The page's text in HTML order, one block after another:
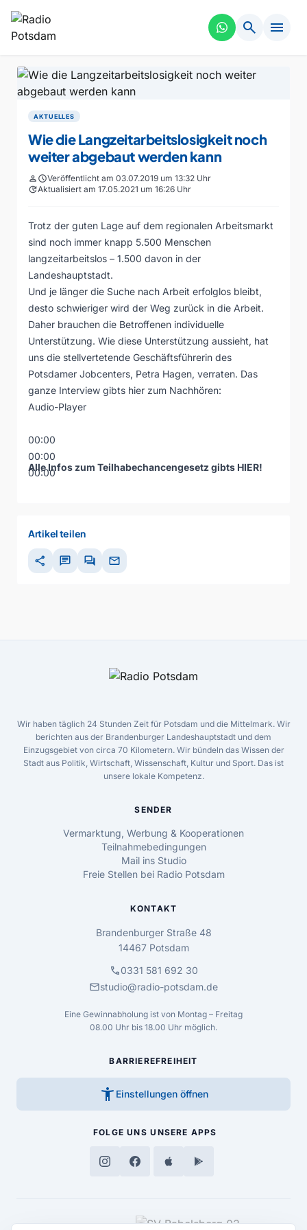
search menu
AKTUELLES
Wie die Langzeitarbeitslosigkeit noch
weiter abgebaut werden kann
personscheduleVeröffentlicht am 03.07.2019 um 13:32 Uhr
updateAktualisiert am 17.05.2021 um 16:26 Uhr
Trotz der guten Lage auf dem regionalen Arbeitsmarkt
sind noch immer knapp 5.500 Menschen
langzeitarbeitslos – 1.500 davon in der
Landeshauptstadt.
Und je länger die Suche nach Arbeit erfolglos bleibt,
desto schwieriger wird der Weg zurück in die Arbeit.
Daher brauchen die Betroffenen individuelle
Unterstützung. Wie diese Unterstützung aussieht, hat
uns die stellvertetende Geschäftsführerin des
Potsdamer Jobcenters, Petra Hagen, verraten. Das
ganze Interview gibts hier zum Nachhören:
Audio-Player
00:00
00:00
00:00
Alle Infos zum Teilhabechancengesetz gibts HIER!
Artikel teilen
share chat forum mail
Wir haben täglich 24 Stunden Zeit für Potsdam und die Mittelmark. Wir
berichten aus der Brandenburger Landeshauptstadt und dem
Einzugsgebiet von circa 70 Kilometern. Wir bündeln das Wissen der
Stadt aus Politik, Wirtschaft, Wissenschaft, Kultur und Sport. Das ist
unsere lokale Kompetenz.
SENDER
Vermarktung, Werbung & Kooperationen
Teilnahmebedingungen
Mail ins Studio
Freie Stellen bei Radio Potsdam
KONTAKT
Brandenburger Straße 48
14467 Potsdam
call0331 581 692 30
mailstudio@radio-potsdam.de
Eine Gewinnabholung ist von Montag – Freitag
08.00 Uhr bis 18.00 Uhr möglich.
BARRIEREFREIHEIT
accessibility_new Einstellungen öffnen
FOLGE UNS UNSERE APPS
MEDIENPARTNER